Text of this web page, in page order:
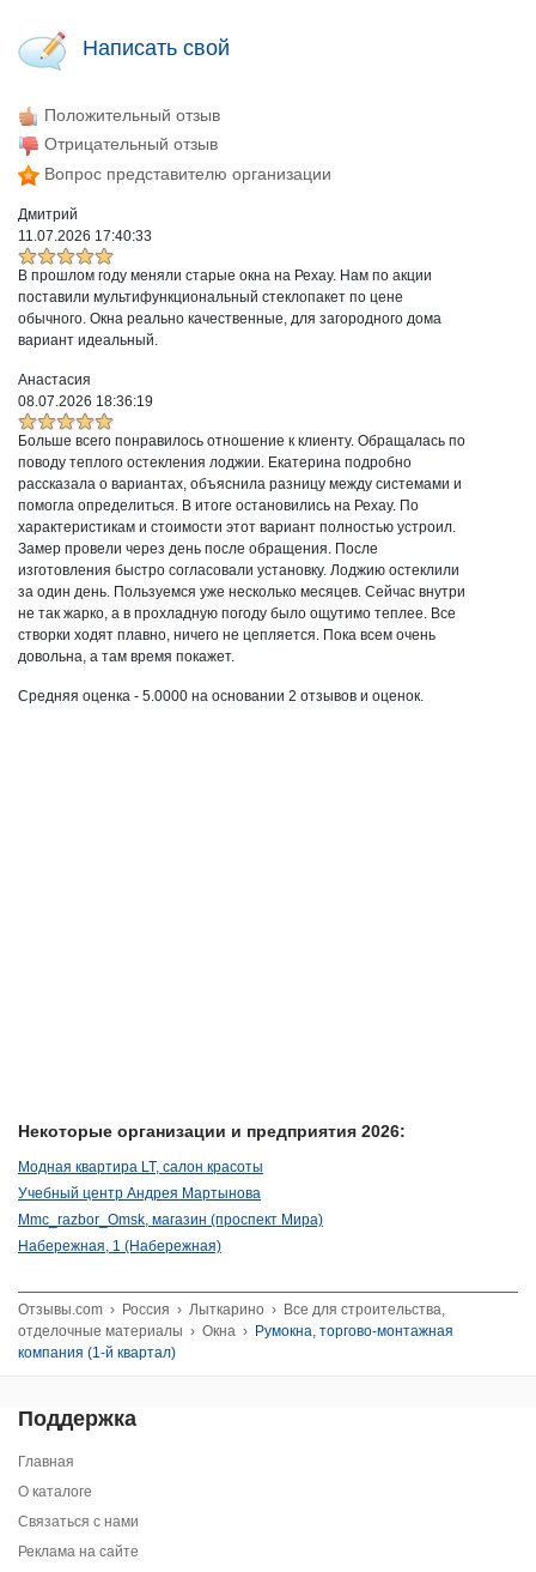
Написать свой
Положительный отзыв
Отрицательный отзыв
Вопрос представителю организации
Дмитрий
11.07.2026 17:40:33
В прошлом году меняли старые окна на Рехау. Нам по акции
поставили мультифункциональный стеклопакет по цене
обычного. Окна реально качественные, для загородного дома
вариант идеальный.
Анастасия
08.07.2026 18:36:19
Больше всего понравилось отношение к клиенту. Обращалась по
поводу теплого остекления лоджии. Екатерина подробно
рассказала о вариантах, объяснила разницу между системами и
помогла определиться. В итоге остановились на Рехау. По
характеристикам и стоимости этот вариант полностью устроил.
Замер провели через день после обращения. После
изготовления быстро согласовали установку. Лоджию остеклили
за один день. Пользуемся уже несколько месяцев. Сейчас внутри
не так жарко, а в прохладную погоду было ощутимо теплее. Все
створки ходят плавно, ничего не цепляется. Пока всем очень
довольна, а там время покажет.
Средняя оценка - 5.0000 на основании 2 отзывов и оценок.
Некоторые организации и предприятия 2026:
Модная квартира LT, салон красоты
Учебный центр Андрея Мартынова
Mmc_razbor_Omsk, магазин (проспект Мира)
Набережная, 1 (Набережная)
Отзывы.com › Россия › Лыткарино › Все для строительства,
отделочные материалы › Окна › Румокна, торгово-монтажная
компания (1-й квартал)
Поддержка
Главная
О каталоге
Связаться с нами
Реклама на сайте